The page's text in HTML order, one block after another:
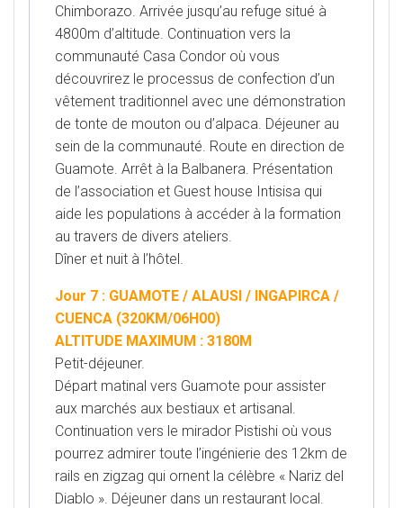
Chimborazo. Arrivée jusqu’au refuge situé à
4800m d’altitude. Continuation vers la
communauté Casa Condor où vous
découvrirez le processus de confection d’un
vêtement traditionnel avec une démonstration
de tonte de mouton ou d’alpaca. Déjeuner au
sein de la communauté. Route en direction de
Guamote. Arrêt à la Balbanera. Présentation
de l’association et Guest house Intisisa qui
aide les populations à accéder à la formation
au travers de divers ateliers.
Dîner et nuit à l’hôtel.
Jour 7 : GUAMOTE / ALAUSI / INGAPIRCA /
CUENCA (320KM/06H00)
ALTITUDE MAXIMUM : 3180M
Petit-déjeuner.
Départ matinal vers Guamote pour assister
aux marchés aux bestiaux et artisanal.
Continuation vers le mirador Pistishi où vous
pourrez admirer toute l’ingénierie des 12km de
rails en zigzag qui ornent la célèbre « Nariz del
Diablo ». Déjeuner dans un restaurant local.